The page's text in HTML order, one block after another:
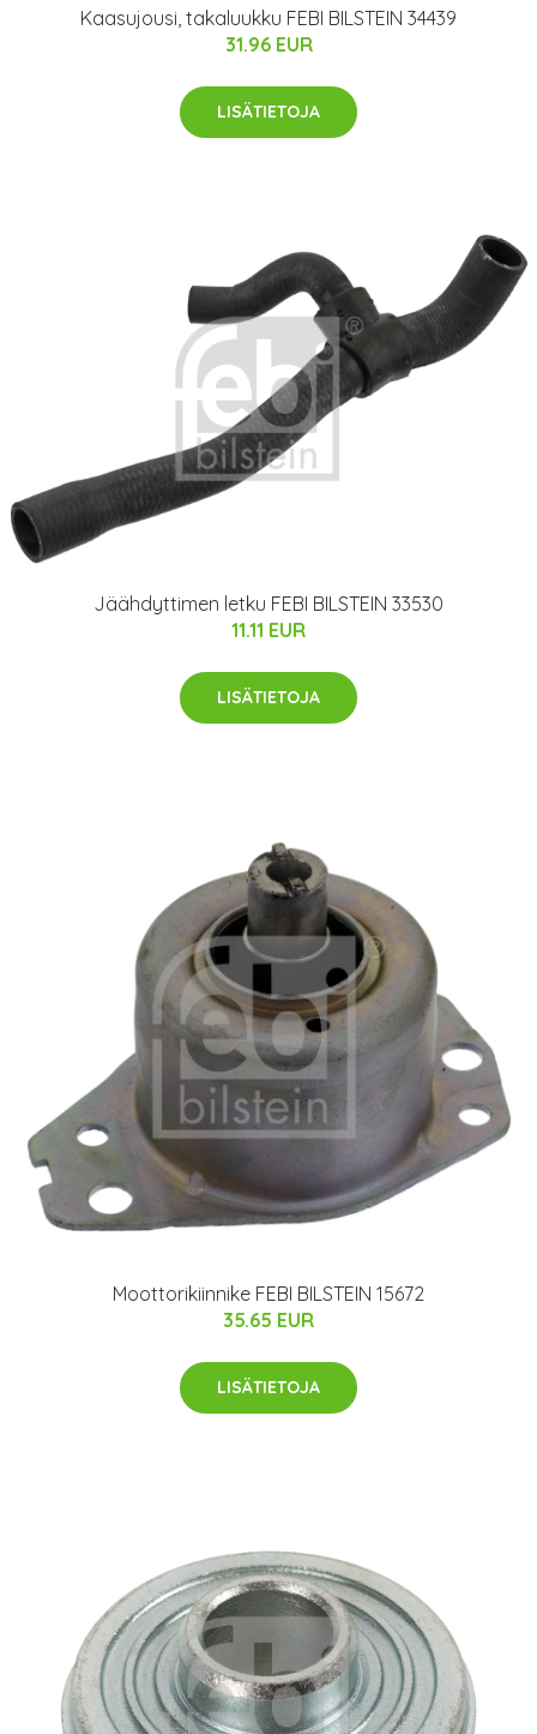
Kaasujousi, takaluukku FEBI BILSTEIN 34439
31.96 EUR
LISÄTIETOJA
Jäähdyttimen letku FEBI BILSTEIN 33530
11.11 EUR
LISÄTIETOJA
Moottorikiinnike FEBI BILSTEIN 15672
35.65 EUR
LISÄTIETOJA